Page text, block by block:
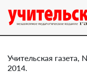
Учительская газета,
2014.